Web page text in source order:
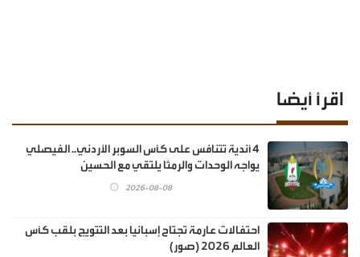
اقرأ أيضا
4 أندية تتنافس على كأس السوبر الأردني.. الفيصلي
يواجه الوحدات والرمثا يلتقي مع الحسين
2026-08-08
احتفالات عارمة تجتاح إسبانيا بعد التتويج بلقب كأس
العالم 2026 (صور)